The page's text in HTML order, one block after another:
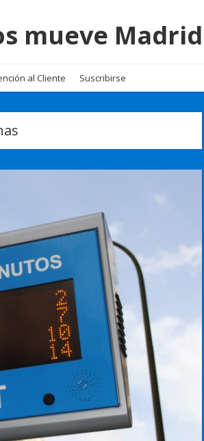
mueve Madrid
al Cliente Suscribirse